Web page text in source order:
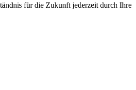
für die Zukunft jederzeit durch Ihre